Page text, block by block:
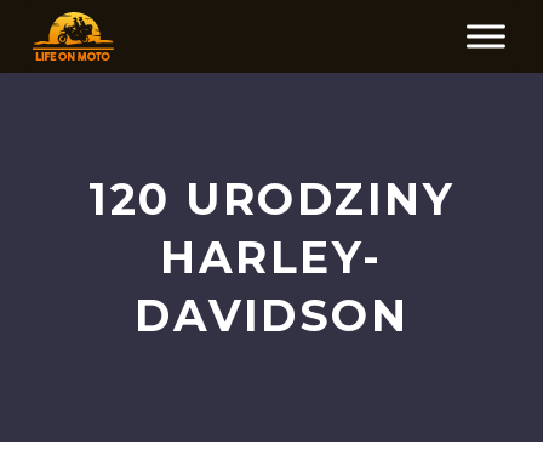
120 URODZINY
HARLEY-
DAVIDSON